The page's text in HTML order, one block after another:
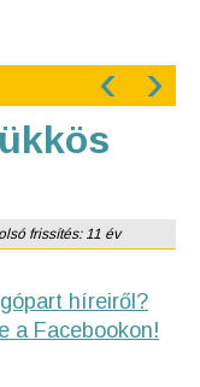
‹ ›
frissítés: 11 év
híreiről?
a Facebookon!